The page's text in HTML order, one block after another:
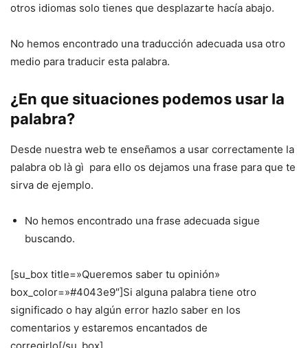
otros idiomas solo tienes que desplazarte hacía abajo.
No hemos encontrado una traducción adecuada usa otro
medio para traducir esta palabra.
¿En que situaciones podemos usar la
palabra?
Desde nuestra web te enseñamos a usar correctamente la
palabra ob là gì para ello os dejamos una frase para que te
sirva de ejemplo.
No hemos encontrado una frase adecuada sigue
buscando.
[su_box title=»Queremos saber tu opinión»
box_color=»#4043e9″]Si alguna palabra tiene otro
significado o hay algún error hazlo saber en los
comentarios y estaremos encantados de